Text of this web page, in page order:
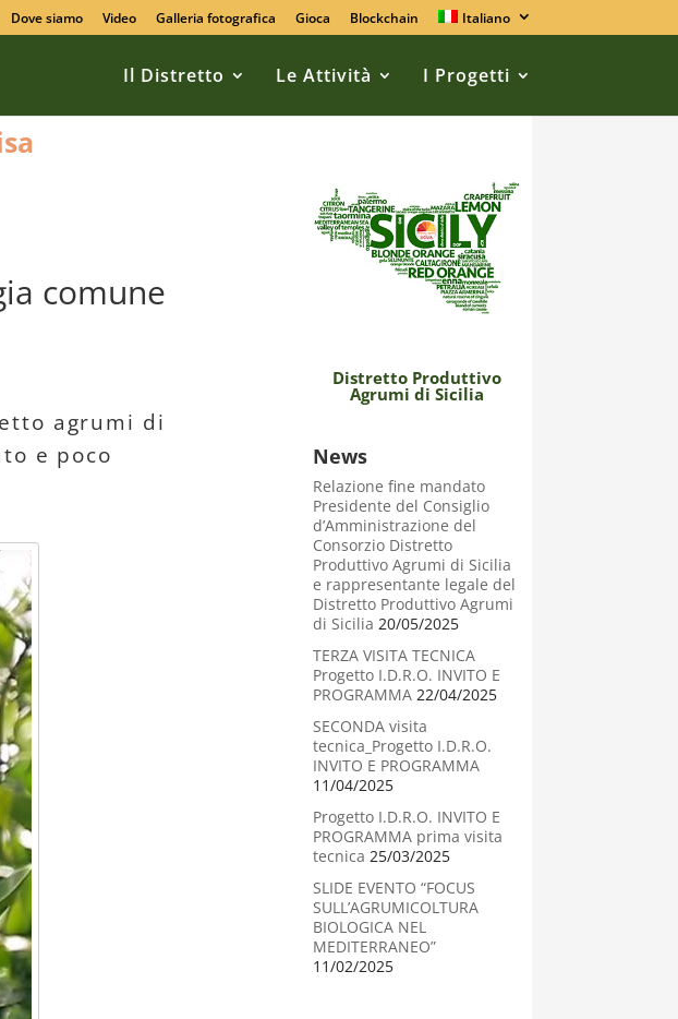
Dove siamo Video Galleria fotografica Gioca Blockchain Italiano
Il Distretto Le Attività I Progetti
comune
agrumi di
e poco
Distretto Produttivo
Agrumi di Sicilia
News
Relazione fine mandato
Presidente del Consiglio
d’Amministrazione del
Consorzio Distretto
Produttivo Agrumi di Sicilia
e rappresentante legale del
Distretto Produttivo Agrumi
di Sicilia 20/05/2025
TERZA VISITA TECNICA
Progetto I.D.R.O. INVITO E
PROGRAMMA 22/04/2025
SECONDA visita
tecnica_Progetto I.D.R.O.
INVITO E PROGRAMMA
11/04/2025
Progetto I.D.R.O. INVITO E
PROGRAMMA prima visita
tecnica 25/03/2025
SLIDE EVENTO “FOCUS
SULL’AGRUMICOLTURA
BIOLOGICA NEL
MEDITERRANEO”
11/02/2025